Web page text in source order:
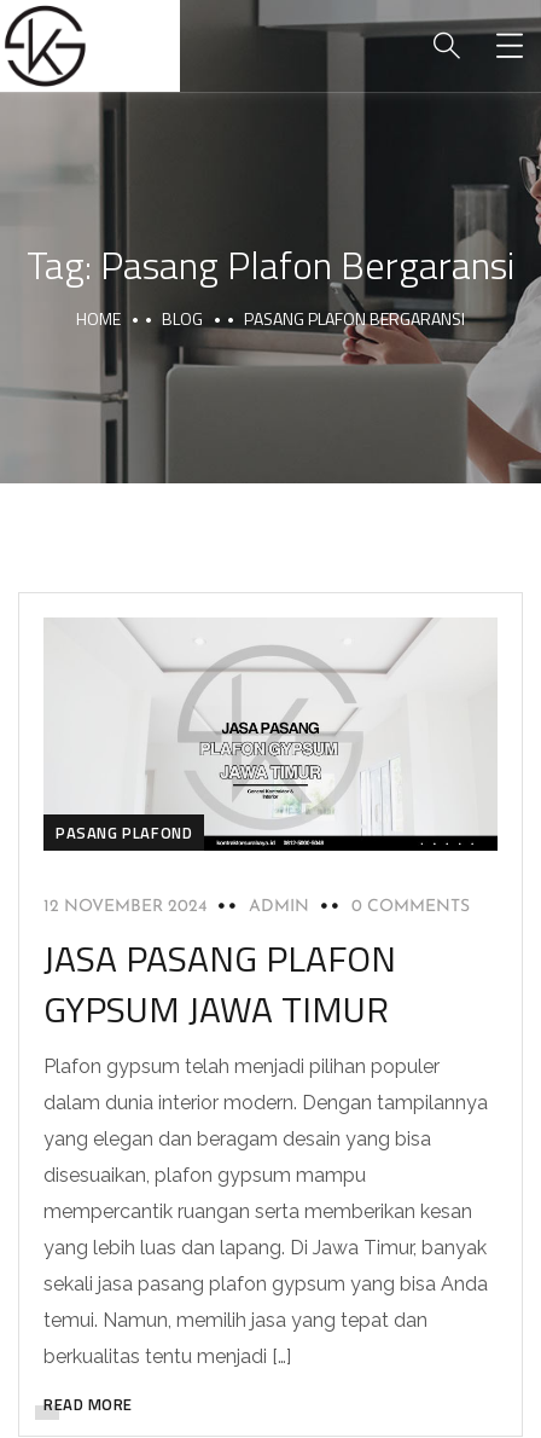
Tag: Pasang Plafon Bergaransi
HOME BLOG PASANG PLAFON BERGARANSI
PASANG PLAFOND
12 NOVEMBER 2024 ADMIN 0 COMMENTS
JASA PASANG PLAFON
GYPSUM JAWA TIMUR
Plafon gypsum telah menjadi pilihan populer
dalam dunia interior modern. Dengan tampilannya
yang elegan dan beragam desain yang bisa
disesuaikan, plafon gypsum mampu
mempercantik ruangan serta memberikan kesan
yang lebih luas dan lapang. Di Jawa Timur, banyak
sekali jasa pasang plafon gypsum yang bisa Anda
temui. Namun, memilih jasa yang tepat dan
berkualitas tentu menjadi […]
READ MORE